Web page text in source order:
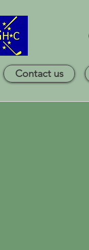
Contact us